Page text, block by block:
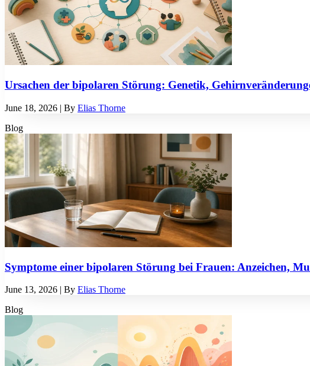
Ursachen der bipolaren Störung: Genetik,
June 18, 2026 | By Elias Thorne
Blog
Symptome einer bipolaren Störung bei Frauen: Anzeichen,
June 13, 2026 | By Elias Thorne
Blog